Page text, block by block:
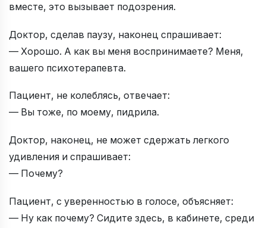
вместе, это вызывает подозрения.
Доктор, сделав паузу, наконец спрашивает:
— Хорошо. А как вы меня воспринимаете? Меня,
вашего психотерапевта.
Пациент, не колеблясь, отвечает:
— Вы тоже, по моему, пидрила.
Доктор, наконец, не может сдержать легкого
удивления и спрашивает:
— Почему?
Пациент, с уверенностью в голосе, объясняет:
— Ну как почему? Сидите здесь, в кабинете, среди